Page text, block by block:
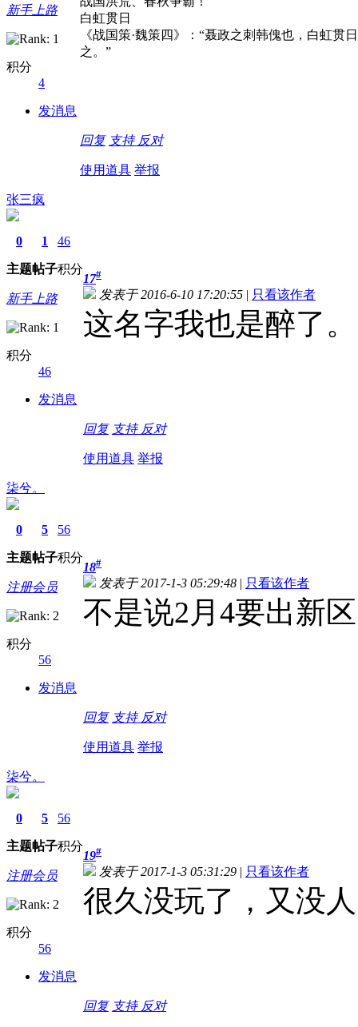
新手上路
积分
4
发消息
白虹贯日
《战国策·魏策四》：“聂政之刺韩傀也，白虹
之。”
回复 支持 反对
使用道具 举报
张三疯
0
主题
1
帖子
46
积分
新手上路
积分
46
发消息
17#
发表于 2016-6-10 17:20:55 | 只看该作者
这名字我也是醉了
回复 支持 反对
使用道具 举报
柒兮。
0
主题
5
帖子
56
积分
注册会员
积分
56
发消息
18#
发表于 2017-1-3 05:29:48 | 只看该作者
不是说2月4要出新
回复 支持 反对
使用道具 举报
柒兮。
0
主题
5
帖子
56
积分
注册会员
积分
56
发消息
19#
发表于 2017-1-3 05:31:29 | 只看该作者
很久没玩了，又没
回复 支持 反对